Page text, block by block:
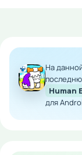
новые
Особенности
для
На
Human
для